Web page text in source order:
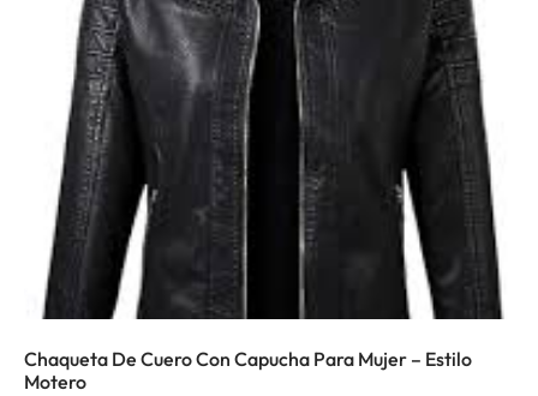
Chaqueta De Cuero Con Capucha Para Mujer – Estilo
Motero